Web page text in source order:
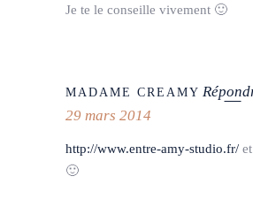
Je te le conseille vivement 🙂
MADAME CREAMY
29 mars 2014
http://www.entre-amy-studio.fr/
🙂